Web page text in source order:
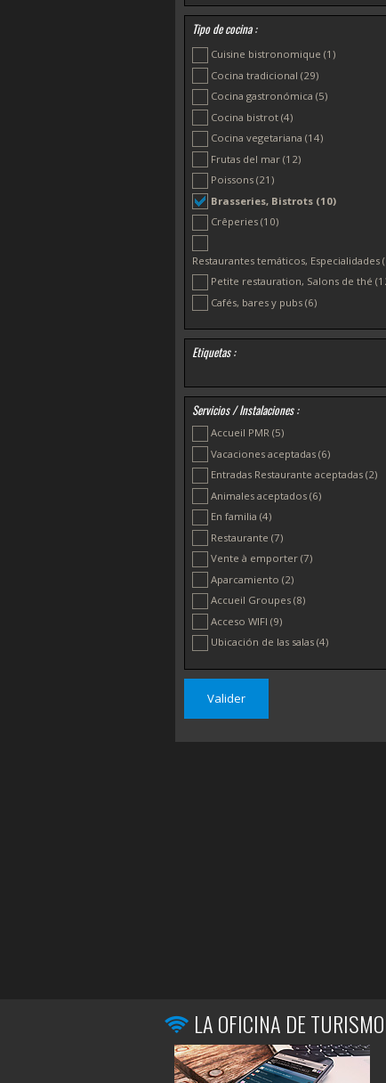
Tipo de cocina :
Cuisine bistronomique (1)
Cocina tradicional (29)
Cocina gastronómica (5)
Cocina bistrot (4)
Cocina vegetariana (14)
Frutas del mar (12)
Poissons (21)
Brasseries, Bistrots (10)
Crêperies (10)
Restaurantes temáticos, Especialidades
Petite restauration, Salons de thé
Cafés, bares y pubs (6)
Etiquetas :
Servicios / Instalaciones :
Accueil PMR (5)
Vacaciones aceptadas (6)
Entradas Restaurante aceptadas (2)
Animales aceptados (6)
En familia (4)
Restaurante (7)
Vente à emporter (7)
Aparcamiento (2)
Accueil Groupes (8)
Acceso WIFI (9)
Ubicación de las salas (4)
LA OFICINA DE TURISMO